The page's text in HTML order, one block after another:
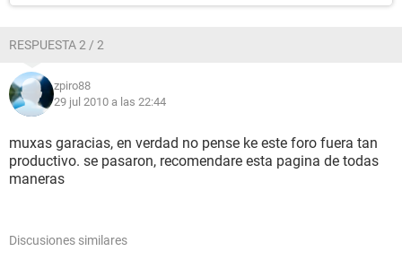
Controlador USB1 Intel 82801GB ICH7 - USB Universal Host
Controlador USB1 Intel 82801GB ICH7 - USB Universal Host
Controlador USB2 Intel 82801GB ICH7 - Enhanced USB2
Controller [A-1]
Dispositivos USB Dispositivo de interfaz humana USB
Dispositivos USB TP-LINK Wireless USB Adapter #6
DMI:
DMI Distribuidor de la BIOS American Megatrends Inc.
DMI Nombre del Sistema 945GCT-M
RESPUESTA 2 / 2
zpiro88
29 jul 2010 a las 22:44
muxas garacias, en verdad no pense ke este foro fuera tan
productivo. se pasaron, recomendare esta pagina de todas
maneras
Discusiones similares